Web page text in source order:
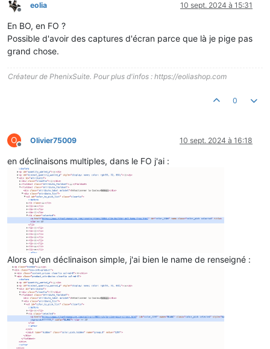
Hors-ligne
eolia 10 sept. 2024 à 15:31
En BO, en FO ?
Possible d'avoir des captures d'écran parce que là je pige pas
grand chose.
Créateur de PhenixSuite. Pour plus d'infos : https://eoliashop.com
0
O
Hors-ligne
Olivier75009 10 sept. 2024 à 16:18
en déclinaisons multiples, dans le FO j'ai :
Alors qu'en déclinaison simple, j'ai bien le name de renseigné :